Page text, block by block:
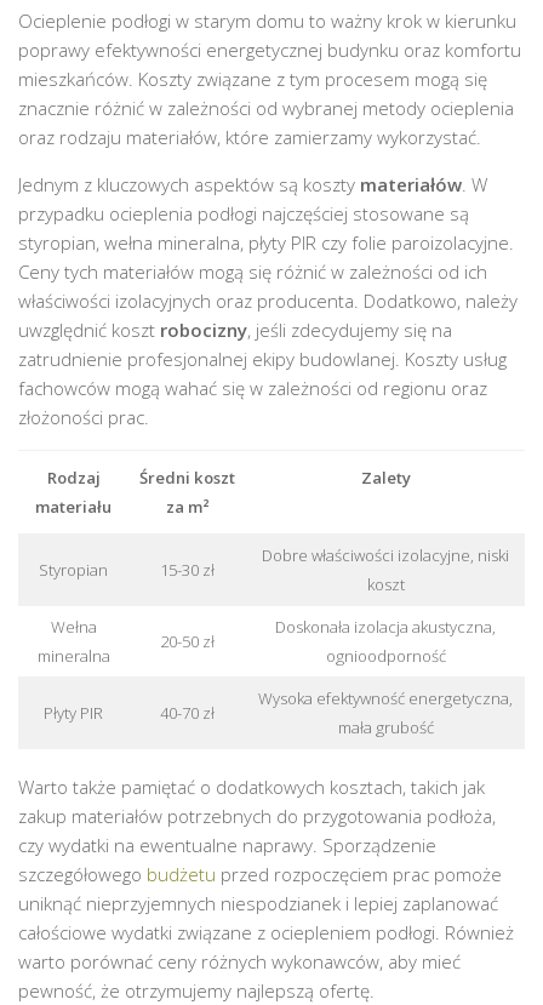
Ocieplenie podłogi w starym domu to ważny krok w kierunku
poprawy efektywności energetycznej budynku oraz komfortu
mieszkańców. Koszty związane z tym procesem mogą się
znacznie różnić w zależności od wybranej metody ocieplenia
oraz rodzaju materiałów, które zamierzamy wykorzystać.
Jednym z kluczowych aspektów są koszty materiałów . W
przypadku ocieplenia podłogi najczęściej stosowane są
styropian, wełna mineralna, płyty PIR czy folie paroizolacyjne.
Ceny tych materiałów mogą się różnić w zależności od ich
właściwości izolacyjnych oraz producenta. Dodatkowo, należy
uwzględnić koszt robocizny, jeśli zdecydujemy się na
zatrudnienie profesjonalnej ekipy budowlanej. Koszty usług
fachowców mogą wahać się w zależności od regionu oraz
złożoności prac.
Rodzaj
materiału
Średni koszt
za m²
Zalety
Styropian 15-30 zł
Dobre właściwości izolacyjne, niski
koszt
Wełna
mineralna
20-50 zł
Doskonała izolacja akustyczna,
ognioodporność
Płyty PIR 40-70 zł
Wysoka efektywność energetyczna,
mała grubość
Warto także pamiętać o dodatkowych kosztach, takich jak
zakup materiałów potrzebnych do przygotowania podłoża,
czy wydatki na ewentualne naprawy. Sporządzenie
szczegółowego budżetu przed rozpoczęciem prac pomoże
uniknąć nieprzyjemnych niespodzianek i lepiej zaplanować
całościowe wydatki związane z ociepleniem podłogi. Również
warto porównać ceny różnych wykonawców, aby mieć
pewność, że otrzymujemy najlepszą ofertę.